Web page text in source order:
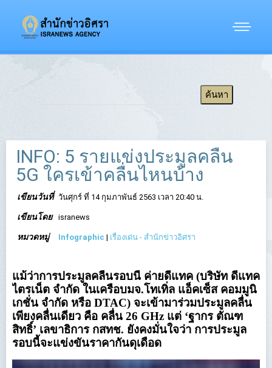
INFO: 5 รายแข่งประมูลคลื่น
5G ใครเข้าคลื่นไหนบ้าง
เขียนวันที่ วันศุกร์ ที่ 14 กุมภาพันธ์ 2563 เวลา 20:40 น.
เขียนโดย isranews
หมวดหมู่ Infographic | เรื่องเด่น - สำนักข่าวอิศรา
แม้ว่าการประมูลคลื่นรอบนี้ ค่ายดีแทค (บริษัท ดีแทค
ไตรเน็ต จำกัด ในเครือบมจ.โทเทิ่ล แอ็คเซ็ส คอมมูนิ
เกชั่น จำกัด หรือ DTAC) จะเข้ามาร่วมประมูลคลื่น
เพียงคลื่นเดียว คือ คลื่น 26 GHz แต่ ‘ฐากร ตัณฑ
สิทธิ์’ เลขาธิการ กสทช. ยังคงมั่นใจว่า การประมูล
รอบนี้จะแข่งขันราคากันดุเดือด